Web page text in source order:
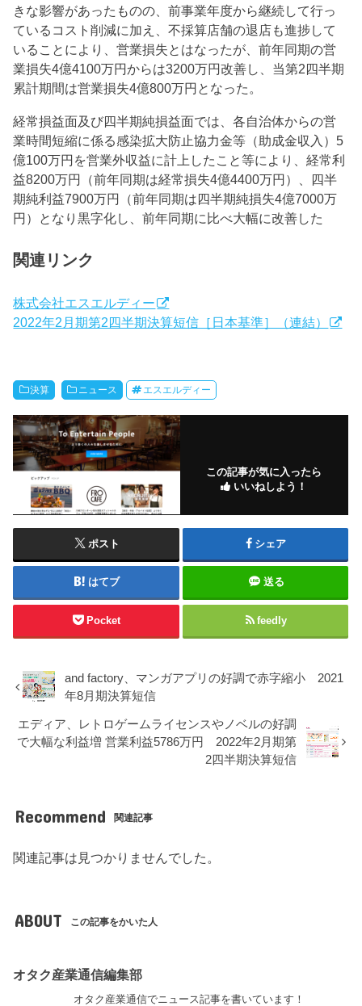
きな影響があったものの、前事業年度から継続して行っ
ているコスト削減に加え、不採算店舗の退店も進捗して
いることにより、営業損失とはなったが、前年同期の営
業損失4億4100万円からは3200万円改善し、当第2四半期
累計期間は営業損失4億800万円となった。
経常損益面及び四半期純損益面では、各自治体からの営
業時間短縮に係る感染拡大防止協力金等（助成金収入）5
億100万円を営業外収益に計上したこと等により、経常利
益8200万円（前年同期は経常損失4億4400万円）、四半
期純利益7900万円（前年同期は四半期純損失4億7000万
円）となり黒字化し、前年同期に比べ大幅に改善した
関連リンク
株式会社エスエルディー
2022年2月期第2四半期決算短信［日本基準］（連結）
決算 ニュース エスエルディー
この記事が気に入ったら
いいねしよう！
ポスト シェア
はてブ 送る
Pocket feedly
and factory、マンガアプリの好調で赤字縮小 2021
年8月期決算短信
エディア、レトロゲームライセンスやノベルの好調
で大幅な利益増 営業利益5786万円 2022年2月期第
2四半期決算短信
Recommend 関連記事
関連記事は見つかりませんでした。
ABOUT この記事をかいた人
オタク産業通信編集部
オタク産業通信でニュース記事を書いています！